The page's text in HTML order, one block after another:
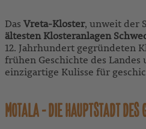
Das Vreta-Kloster, unweit der
ältesten Klosteranlagen
12. Jahrhundert gegründeten
frühen Geschichte des
einzigartige Kulisse für
MOTALA - DIE HAUPTSTADT DES